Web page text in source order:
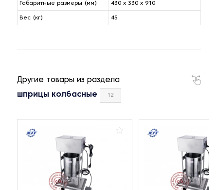
Габаритные размеры (мм) 430 x 330 x 910
Вес (кг) 45
Другие товары из раздела
шприцы колбасные 12